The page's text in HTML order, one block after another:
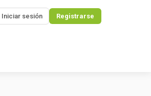
Iniciar sesión Registrarse